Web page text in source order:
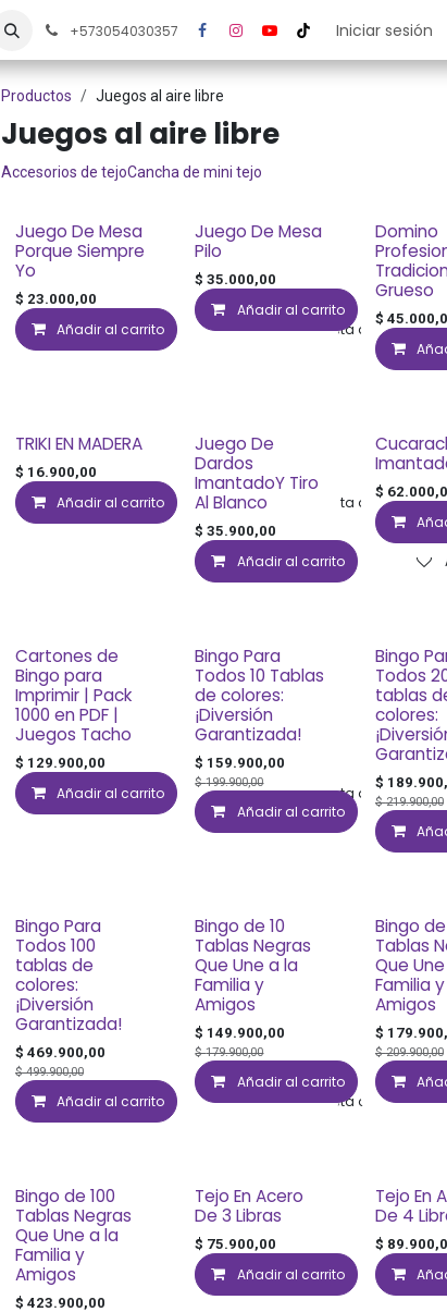
+573054030357 Iniciar sesión
Productos Juegos al aire libre
Juegos al aire libre
Accesorios de tejoCancha de mini tejo
Juego De Mesa
Porque Siempre
Yo
$ 23.000,00
Añadir al carrito Añadir a lista de deseos
Juego De Mesa
Pilo
$35.000,00
Añadir al carrito
Domino
Grueso
$
TRIKI EN MADERA
$ 16.900,00
Añadir al carrito Añadir a lista de deseos
Juego De
Dardos
ImantadoY Tiro
Al Blanco
$35.900,00
Añadir al carrito
$
Cartones de
Bingo para
Imprimir | Pack
1000 en PDF |
Juegos Tacho
$ 129.900,00
Añadir al carrito Añadir a lista de deseos
Bingo Para
Todos 10 Tablas
de colores:
¡Diversión
Garantizada!
$ 159.900,00
$199.900,00
Añadir al carrito
Bingo
Todos
tablas
colores:
$
$219.900,00
Bingo Para
Todos 100
tablas de
colores:
¡Diversión
Garantizada!
$ 469.900,00
$499.900,00
Añadir al carrito Añadir a lista de deseos
Bingo de 10
Tablas Negras
Que Une a la
Familia y
Amigos
$ 149.900,00
$179.900,00
Añadir al carrito
Bingo
Tablas
Que
Familia y
Amigos
$
$209.900,00
Bingo de 100
Tablas Negras
Que Une a la
Familia y
Amigos
$ 423.900,00
Tejo En Acero
De 3 Libras
$ 75.900,00
Añadir al carrito
Tejo En
De 4
$